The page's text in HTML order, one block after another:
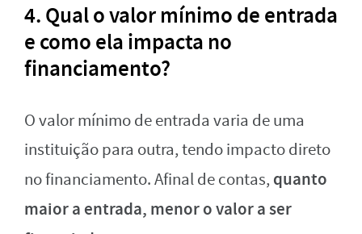
4. Qual o valor mínimo de entrada
e como ela impacta no
financiamento?
O valor mínimo de entrada varia de uma
instituição para outra, tendo impacto direto
no financiamento. Afinal de contas, quanto
maior a entrada, menor o valor a ser